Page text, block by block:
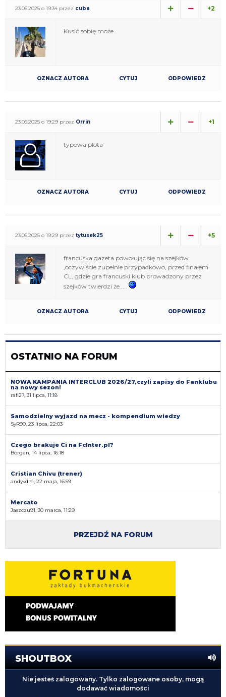
23.05.2025 o 19:34 przez cuba +2
Kusić sobię może .
OZNACZ AUTORA CYTUJ ODPOWIEDZ
23.05.2025 o 19:29 przez Orrin +1
typowa plota
OZNACZ AUTORA CYTUJ ODPOWIEDZ
23.05.2025 o 19:29 przez tytusek25 +5
francuska gazeta powołując się na szejków
,oczywiście zupełnie przypadkowo, przed finałem
CL, gdzie gra francuski klub prowadzony przez
szejków twierdzi że.....
OZNACZ AUTORA CYTUJ ODPOWIEDZ
OSTATNIO NA FORUM
NOWA KAMPANIA INTERCLUB 2026/27,czyli zapisy do Fanklubu
na nowy sezon!
rafi27, 31 lipca, 11:18
Samodzielny wyjazd na mecz - kompendium wiedzy
SyR90, 23 lipca, 22:03
Czego brakuje Ci na FcInter.pl?
Borgen, 14 lipca, 16:18
Cristian Chivu (trener)
andyvdm, 22 maja, 16:59
Mercato
Jaszczu91, 30 marca, 11:29
PRZEJDŹ NA FORUM
SHOUTBOX
Nie jesteś zalogowany. Tylko zalogowane osoby, mogą
dodawać wiadomości